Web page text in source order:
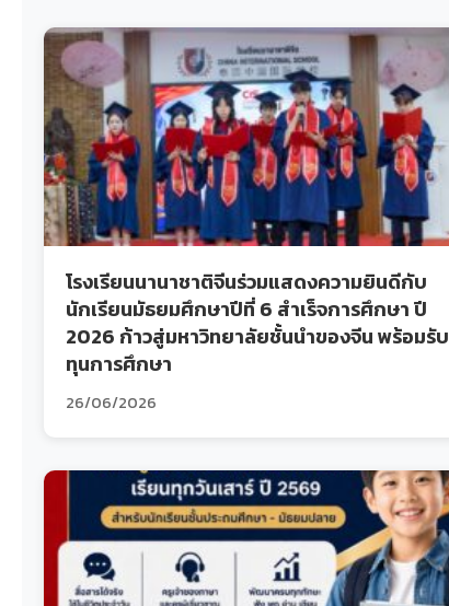
โรงเรียนนานาชาติจีนร่วมแสดงความยินดีกับ
นักเรียนมัธยมศึกษาปีที่ 6 สำเร็จการศึกษา ปี
2026 ก้าวสู่มหาวิทยาลัยชั้นนำของจีน พร้อมรับ
ทุนการศึกษา
26/06/2026